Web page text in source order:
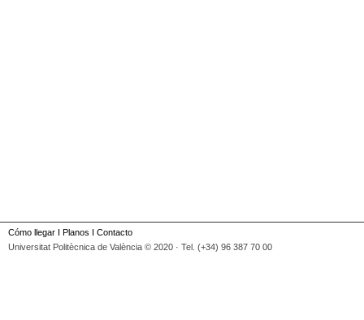
Cómo llegar I Planos I Contacto
Universitat Politècnica de València © 2020 · Tel. (+34) 96 387 70 00